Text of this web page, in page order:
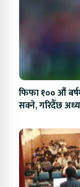
फिफा १०० औं
सक्ने, गरिदैँछ